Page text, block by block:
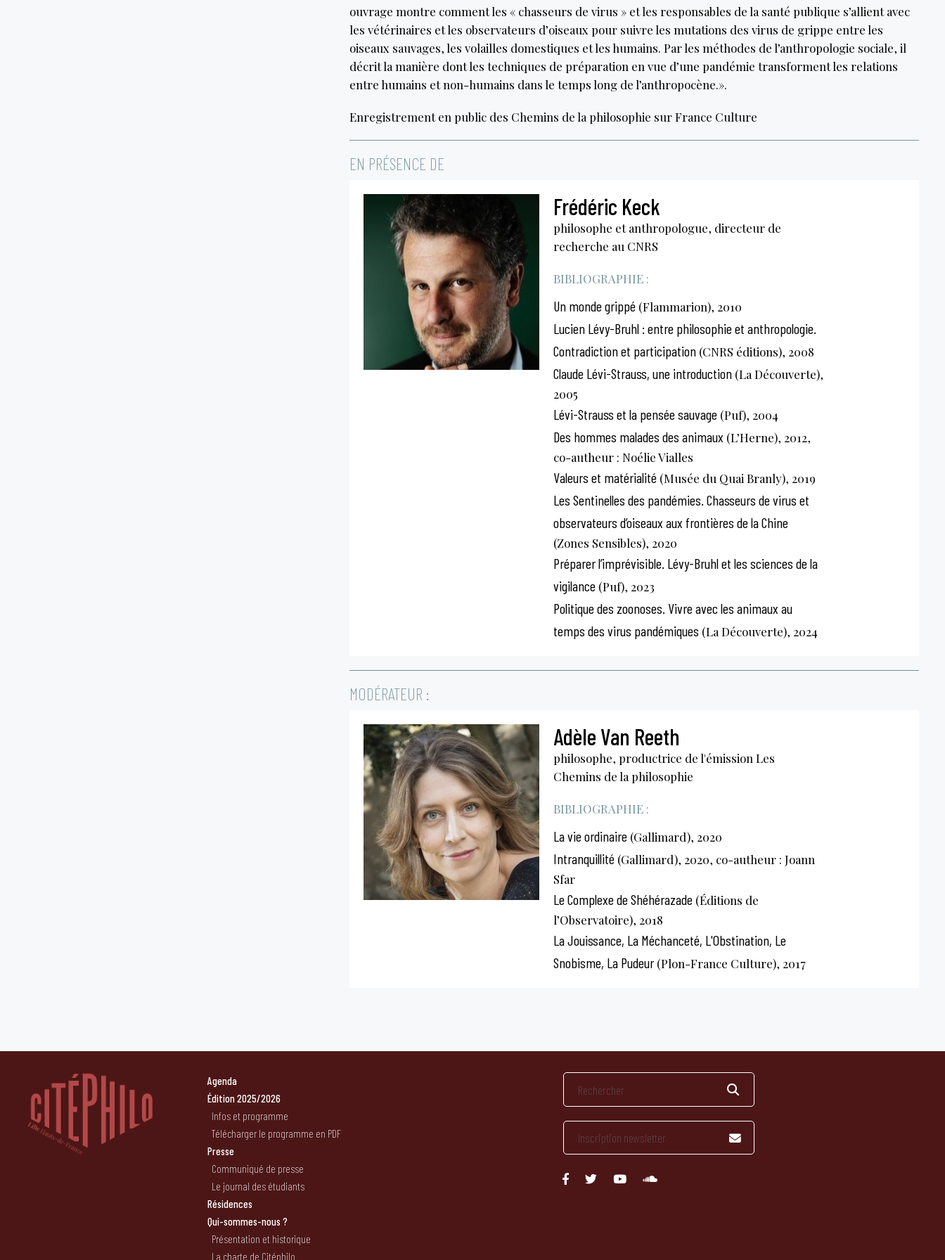
ouvrage montre comment les « chasseurs de virus » et les responsables de la santé publique s’allient avec
les vétérinaires et les observateurs d’oiseaux pour suivre les mutations des virus de grippe entre les
oiseaux sauvages, les volailles domestiques et les humains. Par les méthodes de l’anthropologie sociale, il
décrit la manière dont les techniques de préparation en vue d’une pandémie transforment les relations
entre humains et non-humains dans le temps long de l’anthropocène.».
Enregistrement en public des Chemins de la philosophie sur France Culture
EN PRÉSENCE DE
Frédéric Keck
philosophe et anthropologue, directeur de
recherche au CNRS
BIBLIOGRAPHIE :
Un monde grippé(Flammarion), 2010
Lucien Lévy-Bruhl : entre philosophie et anthropologie.
Contradiction et participation(CNRS éditions), 2008
Claude Lévi-Strauss, une introduction(La Découverte),
2005
Lévi-Strauss et la pensée sauvage(Puf), 2004
Des hommes malades des animaux (L’Herne), 2012,
co-autheur : Noélie Vialles
Valeurs et matérialité(Musée du Quai Branly), 2019
Les Sentinelles des pandémies. Chasseurs de virus et
observateurs d’oiseaux aux frontières de la Chine
(Zones Sensibles), 2020
Préparer l’imprévisible. Lévy-Bruhl et les sciences de la
vigilance(Puf), 2023
Politique des zoonoses. Vivre avec les animaux au
temps des virus pandémiques (La Découverte), 2024
MODÉRATEUR :
Adèle Van Reeth
philosophe, productrice de l'émission Les
Chemins de la philosophie
BIBLIOGRAPHIE :
La vie ordinaire(Gallimard), 2020
Intranquillité(Gallimard), 2020, co-autheur : Joann
Sfar
Le Complexe de Shéhérazade(Éditions de
l’Observatoire), 2018
La Jouissance, La Méchanceté, L'Obstination, Le
Snobisme, La Pudeur(Plon-France Culture), 2017
Agenda
Édition 2025/2026
Infos et programme
Télécharger le programme en PDF
Presse
Communiqué de presse
Le journal des étudiants
Résidences
Qui-sommes-nous ?
Présentation et historique
La charte de Citéphilo